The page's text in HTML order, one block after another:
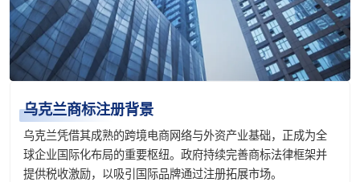
乌克兰商标注册背景
乌克兰凭借其成熟的跨境电商网络与外资产业基础，正成为全
球企业国际化布局的重要枢纽。政府持续完善商标法律框架并
提供税收激励，以吸引国际品牌通过注册拓展市场。